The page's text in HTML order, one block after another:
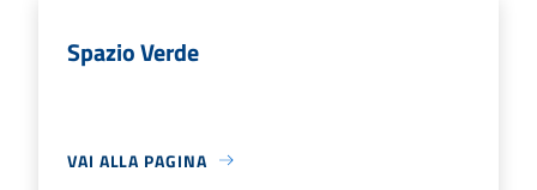
Spazio Verde
VAI ALLA PAGINA